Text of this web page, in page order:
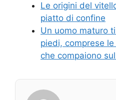
Le origini del
piatto di confine
Un uomo maturo
piedi, comprese
che compaiono